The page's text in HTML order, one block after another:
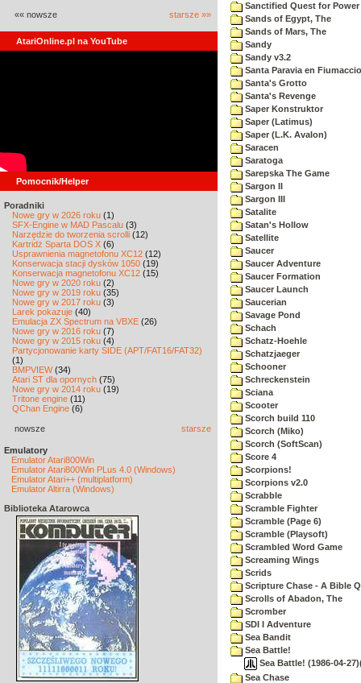
«« nowsze starsze »»
AtariOnline.pl na YouTube
Pomocnik/Helper
Poradniki
Nowe gry w 2026 roku (1)
SFX-Engine w MAD Pascalu (3)
Narzędzie do tworzenia scrolli (12)
Kartridż Sparta DOS X (6)
Usprawnienia magnetofonu XC12 (12)
Konserwacja stacji dysków 1050 (19)
Konserwacja magnetofonu XC12 (15)
Nowe gry w 2020 roku (2)
Nowe gry w 2019 roku (35)
Nowe gry w 2017 roku (3)
Larek pokazuje (40)
Emulacja ZX Spectrum na VBXE (26)
Nowe gry w 2016 roku (7)
Nowe gry w 2015 roku (4)
Partycjonowanie karty SIDE (APT/FAT16/FAT32)
(1)
BMPVIEW(34)
Atari ST dla opornych (75)
Nowe gry w 2014 roku (19)
Tritone engine (11)
QChan Engine (6)
nowsze starsze
Emulatory
Emulator Atari800Win
Emulator Atari800Win PLus 4.0 (Windows)
Emulator Atari++ (multiplatform)
Emulator Altirra (Windows)
Biblioteka Atarowca
Sanctified Quest for Power
Sands of Egypt, The
Sands of Mars, The
Sandy
Sandy v3.2
Santa Paravia en Fiumaccio
Santa's Grotto
Santa's Revenge
Saper Konstruktor
Saper (Latimus)
Saper (L.K. Avalon)
Saracen
Saratoga
Sarepska The Game
Sargon II
Sargon III
Satalite
Satan's Hollow
Satellite
Saucer
Saucer Adventure
Saucer Formation
Saucer Launch
Saucerian
Savage Pond
Schach
Schatz-Hoehle
Schatzjaeger
Schooner
Schreckenstein
Sciana
Scooter
Scorch build 110
Scorch (Miko)
Scorch (SoftScan)
Score 4
Scorpions!
Scorpions v2.0
Scrabble
Scramble Fighter
Scramble (Page 6)
Scramble (Playsoft)
Scrambled Word Game
Screaming Wings
Scrids
Scripture Chase - A Bible
Scrolls of Abadon, The
Scromber
SDI I Adventure
Sea Bandit
Sea Battle!
Sea Battle! (1986-04-
Sea Chase